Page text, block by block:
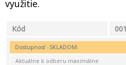
využitie.
Kód
Dostupnosť - SKLADOM:
Aktuálne k odberu maximálne